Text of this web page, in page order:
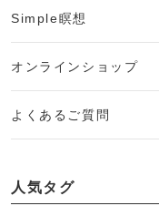
Simple瞑想
オンラインショップ
よくあるご質問
人気タグ